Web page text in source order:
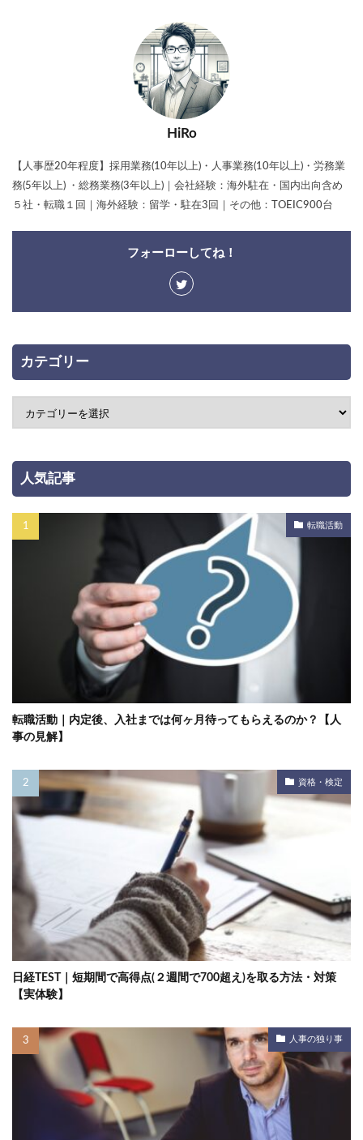
HiRo
【人事歴20年程度】採用業務(10年以上)・人事業務(10年以上)・労務業
務(5年以上) ・総務業務(3年以上)｜会社経験：海外駐在・国内出向含め
５社・転職１回｜海外経験：留学・駐在3回｜その他：TOEIC900台
フォーローしてね！
カテゴリー
人気記事
転職活動
転職活動｜内定後、入社までは何ヶ月待ってもらえるのか？【人
事の見解】
資格・検定
日経TEST｜短期間で高得点(２週間で700超え)を取る方法・対策
【実体験】
人事の独り事